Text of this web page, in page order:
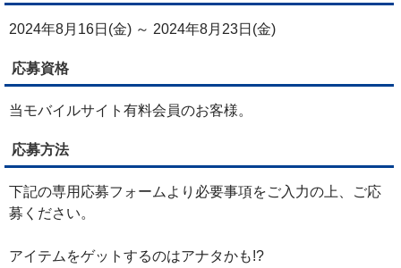
2024年8月16日(金) ～ 2024年8月23日(金)
応募資格
当モバイルサイト有料会員のお客様。
応募方法
下記の専用応募フォームより必要事項をご入力の上、ご応
募ください。
アイテムをゲットするのはアナタかも!?